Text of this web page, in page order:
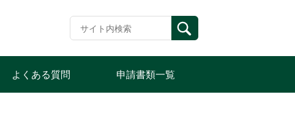
よくある質問 申請書類一覧